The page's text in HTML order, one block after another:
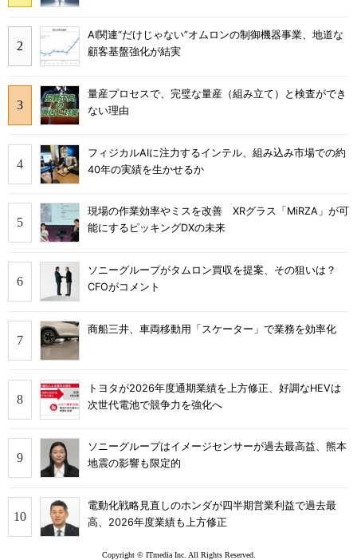
AI関連“だけじゃない”オムロンの制御機器事業、地道な
顧客基盤強化が結実
量産プロセスで、完璧な量産（組み立て）と検査ができ
ない理由
フィジカルAIに注力するインテル、組み込み市場での約
40年の実績を生かせるか
現場の作業効率やミスを改善 XRグラス「MiRZA」が可
能にするピッキングDXの未来
ソニーグループがタムロン買収を提案、その狙いは？
CFOがコメント
商船三井、車両移動用「スケーター」で業務を効率化
トヨタが2026年度通期業績を上方修正、好調なHEVは
次世代電池で競争力を強化へ
ソニーグループはイメージセンサーが過去最高益、熊本
地震の影響も限定的
電動化戦略見直しのホンダが四半期営業利益で過去最
高、2026年度業績も上方修正
Copyright © ITmedia Inc. All Rights Reserved.